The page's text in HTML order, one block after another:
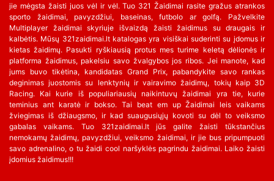
jie mėgsta žaisti juos vėl ir vėl. Tuo 321 Žaidimai rasite gražus atrankos
sporto žaidimai, pavyzdžiui, baseinas, futbolo ar golfą. Pažvelkite
Multiplayer žaidimai skyriuje išvaizdą žaisti žaidimus su draugais ir
kalbėtis. Mūsų 321zaidimai.lt katalogas yra visiškai suderinti su įdomus ir
kietas žaidimų. Pasukti ryškiausią protus mes turime keletą dėlionės ir
platforma žaidimus, pakelsiu savo žvalgybos jos ribos. Jei manote, kad
jums buvo tikėtina, kandidatas Grand Prix, pabandykite savo rankas
deginimas juostomis su lenktynių ir vairavimo žaidimų, tokių kaip 3D
Racing. Kai kurie iš populiariausių naikintuvų žaidimai yra tie, kurie
teminius ant karatė ir bokso. Tai beat em up Žaidimai leis vaikams
žviegimas iš džiaugsmo, ir kad suaugusiųjų kovoti su dėl to veiksmo
gabalas vaikams. Tuo 321zaidimai.lt jūs galite žaisti tūkstančius
nemokamų žaidimų, pavyzdžiui, veiksmo žaidimai, ir jie bus pripumpuoti
savo adrenalino, o tu žaidi cool naršyklės pagrindu žaidimai. Laiko žaisti
įdomius žaidimus!!!